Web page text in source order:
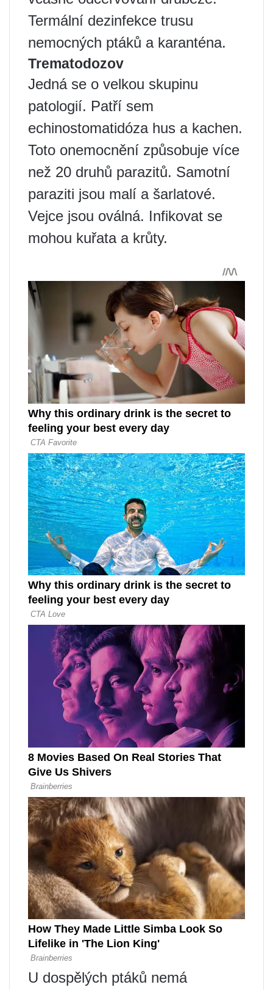
Termální dezinfekce trusu
nemocných ptáků a karanténa.
Trematodozov
Jedná se o velkou skupinu
patologií. Patří sem
echinostomatidóza hus a kachen.
Toto onemocnění způsobuje více
než 20 druhů parazitů. Samotní
paraziti jsou malí a šarlatové.
Vejce jsou oválná. Infikovat se
mohou kuřata a krůty.
U dospělých ptáků nemá